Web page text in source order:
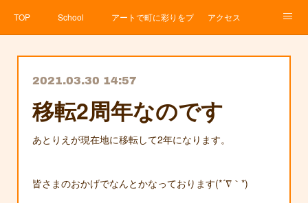
TOP School アートで町に彩りをプロジェクト
アクセス
2021.03.30 14:57
移転2周年なのです
あとりえが現在地に移転して2年になります。
皆さまのおかげでなんとかなっております(*´∇｀*)